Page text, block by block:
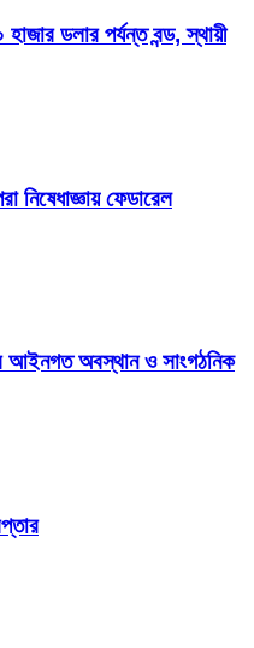
ডলার পর্যন্ত বন্ড, স্থায়ী
নিষেধাজ্ঞায় ফেডারেল
আইনগত অবস্থান ও সাংগঠনিক